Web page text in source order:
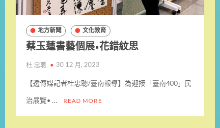
地方新聞 文化教育
蔡玉蓮書藝個展•花錯紋思
杜 忠聰 30 12 月, 2023
【透傳媒記者杜忠聰/臺南報導】為迎接「臺南400」民
治展覽• … READ MORE